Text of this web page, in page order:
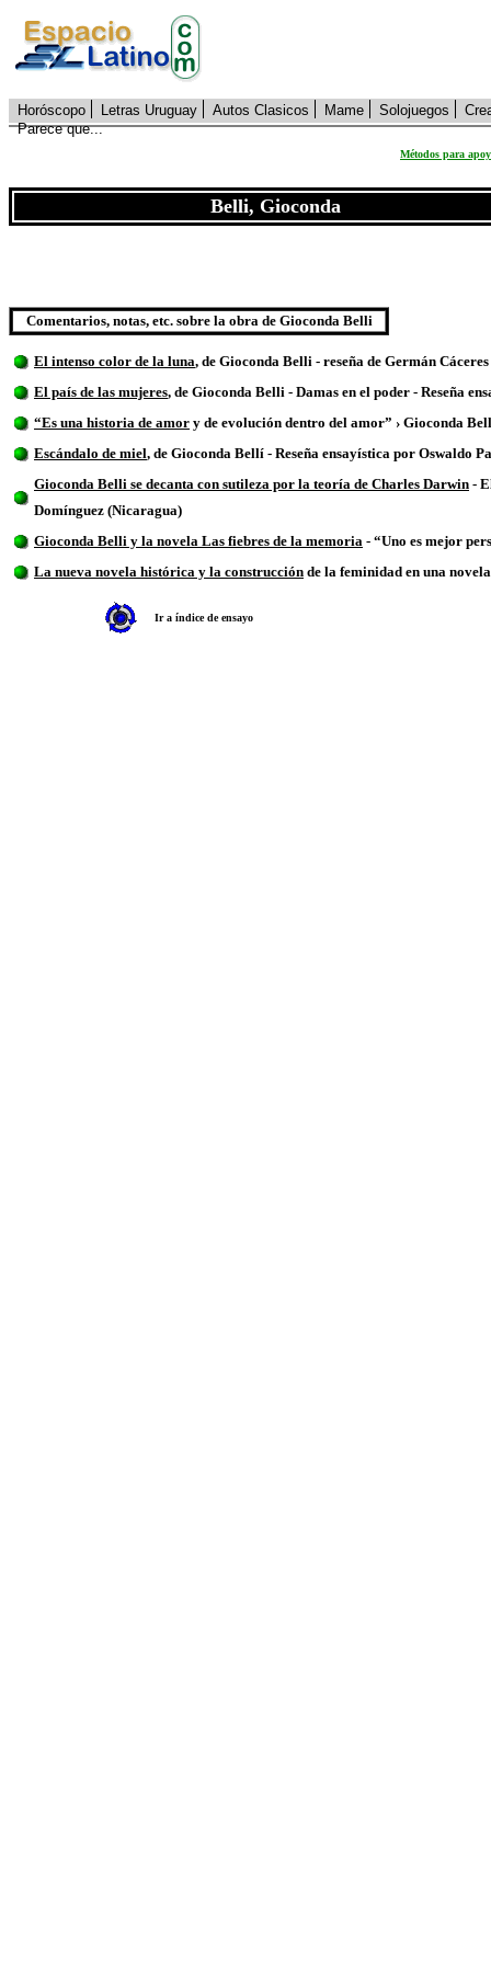
Horóscopo Letras Uruguay Autos Clasicos Mame Solojuegos
Parece que...
Métodos para
Belli, Gioconda
Comentarios, notas, etc. sobre la obra de Gioconda Belli
El intenso color de la luna, de Gioconda Belli - reseña de Germán
El país de las mujeres, de Gioconda Belli - Damas en el poder - Reseña
“Es una historia de amor y de evolución dentro del amor” › Gioconda
Escándalo de miel, de Gioconda Bellí - Reseña ensayística por Oswaldo
Gioconda Belli se decanta con sutileza por la teoría de Charles Darwin -
Domínguez (Nicaragua)
Gioconda Belli y la novela Las fiebres de la memoria - “Uno es mejor
La nueva novela histórica y la construcción de la feminidad en una
Ir a índice de ensayo